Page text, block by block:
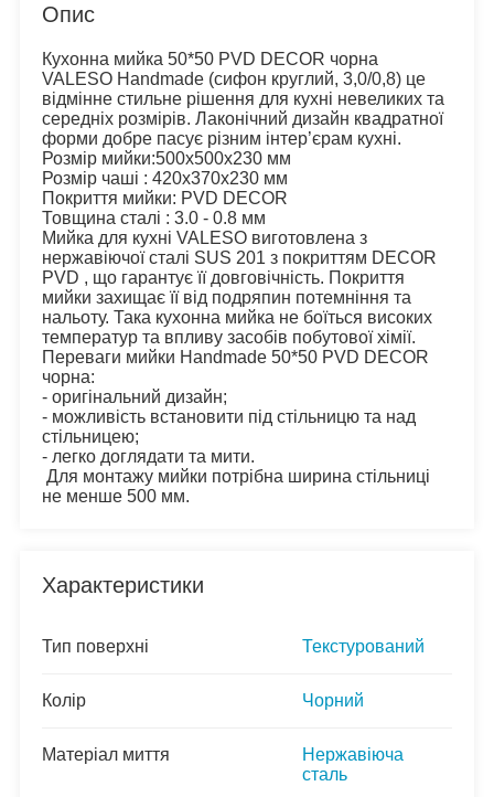
Опис
Кухонна мийка 50*50 PVD DECOR чорна
VALESO Handmade (сифон круглий, 3,0/0,8) це
відмінне стильне рішення для кухні невеликих та
середніх розмірів. Лаконічний дизайн квадратної
форми добре пасує різним інтер’єрам кухні.
Розмір мийки:500x500x230 мм
Розмір чаші : 420x370x230 мм
Покриття мийки: PVD DECOR
Товщина сталі : 3.0 - 0.8 мм
Мийка для кухні VALESO виготовлена з
нержавіючої сталі SUS 201 з покриттям DECOR
PVD , що гарантує її довговічність. Покриття
мийки захищає її від подряпин потемніння та
нальоту. Така кухонна мийка не боїться високих
температур та впливу засобів побутової хімії.
Переваги мийки Handmade 50*50 PVD DECOR
чорна:
- оригінальний дизайн;
- можливість встановити під стільницю та над
стільницею;
- легко доглядати та мити.
не менше 500 мм.
Характеристики
Тип поверхні Текстурований
Колір Чорний
Матеріал миття
Нержавіюча
сталь